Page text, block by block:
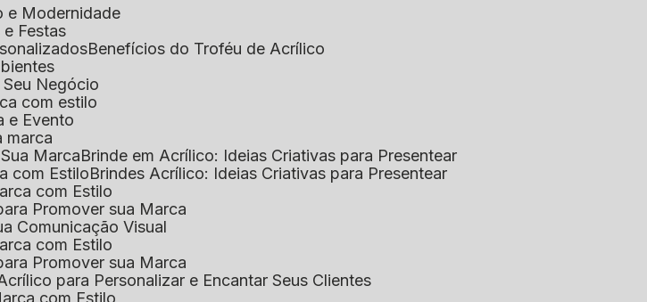
e Modernidade
Festas
Benefícios do Troféu de Acrílico
Negócio
com estilo
e Evento
marca
Marca
Brinde em Acrílico: Ideias Criativas para Presentear
com Estilo
Brindes Acrílico: Ideias Criativas para Presentear
com Estilo
Promover sua Marca
Comunicação Visual
com Estilo
Promover sua Marca
Acrílico para Personalizar e Encantar Seus Clientes
com Estilo